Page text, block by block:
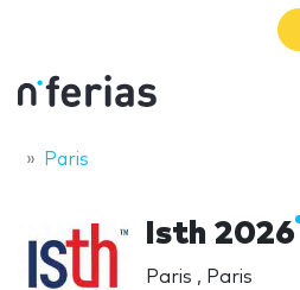
Paris
Isth 2026
Paris , Paris